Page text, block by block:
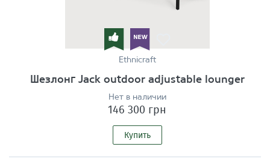
Ethnicraft
Шезлонг Jack outdoor adjustable lounger
Нет в наличии
146 300 грн
Купить